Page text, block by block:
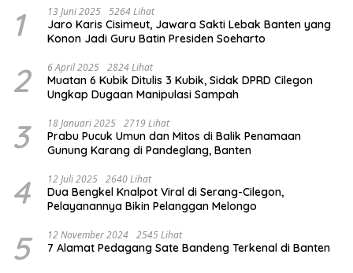
1 13 Juni 2025 5264 Lihat
Jaro Karis Cisimeut, Jawara Sakti Lebak Banten yang
Konon Jadi Guru Batin Presiden Soeharto
2 6 April 2025 2824 Lihat
Muatan 6 Kubik Ditulis 3 Kubik, Sidak DPRD Cilegon
Ungkap Dugaan Manipulasi Sampah
3 18 Januari 2025 2719 Lihat
Prabu Pucuk Umun dan Mitos di Balik Penamaan
Gunung Karang di Pandeglang, Banten
4 12 Juli 2025 2640 Lihat
Dua Bengkel Knalpot Viral di Serang-Cilegon,
Pelayanannya Bikin Pelanggan Melongo
5 12 November 2024 2545 Lihat
7 Alamat Pedagang Sate Bandeng Terkenal di Banten